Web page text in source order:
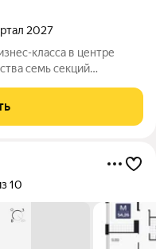
2027
от машин. С верхних
10